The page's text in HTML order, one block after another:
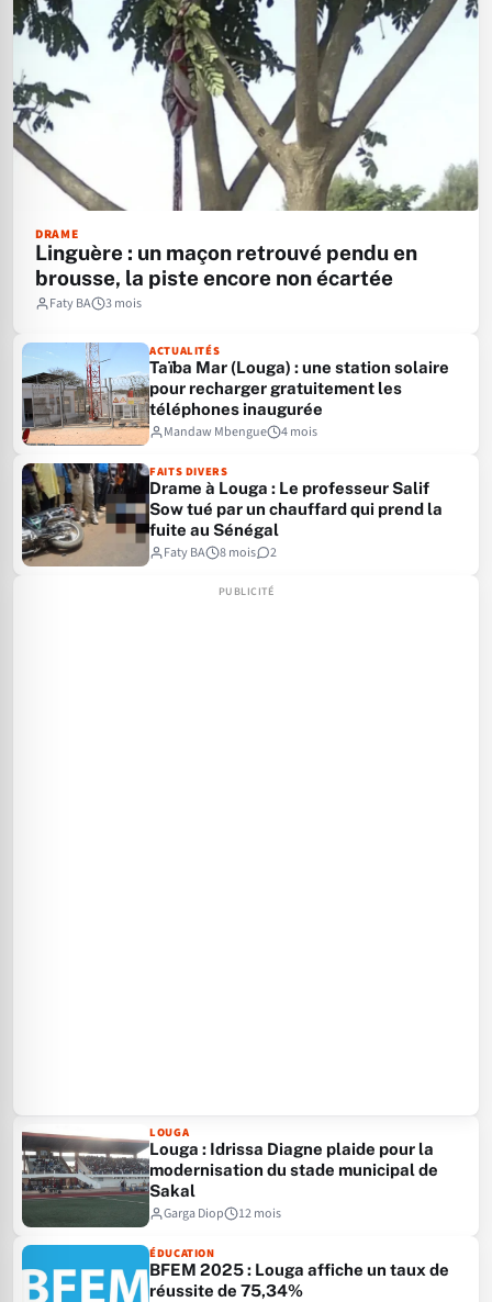
DRAME
Linguère : un maçon retrouvé pendu en
brousse, la piste encore non écartée
Faty BA 3 mois
ACTUALITÉS
Taïba Mar (Louga) : une station solaire
pour recharger gratuitement les
téléphones inaugurée
Mandaw Mbengue
4 mois
FAITS DIVERS
Drame à Louga : Le professeur Salif
Sow tué par un chauffard qui prend la
fuite au Sénégal
Faty BA
8 mois 2
LOUGA
Louga : Idrissa Diagne plaide pour la
modernisation du stade municipal de
Sakal
Garga Diop
12 mois
ÉDUCATION
BFEM 2025 : Louga affiche un taux de
réussite de 75,34%